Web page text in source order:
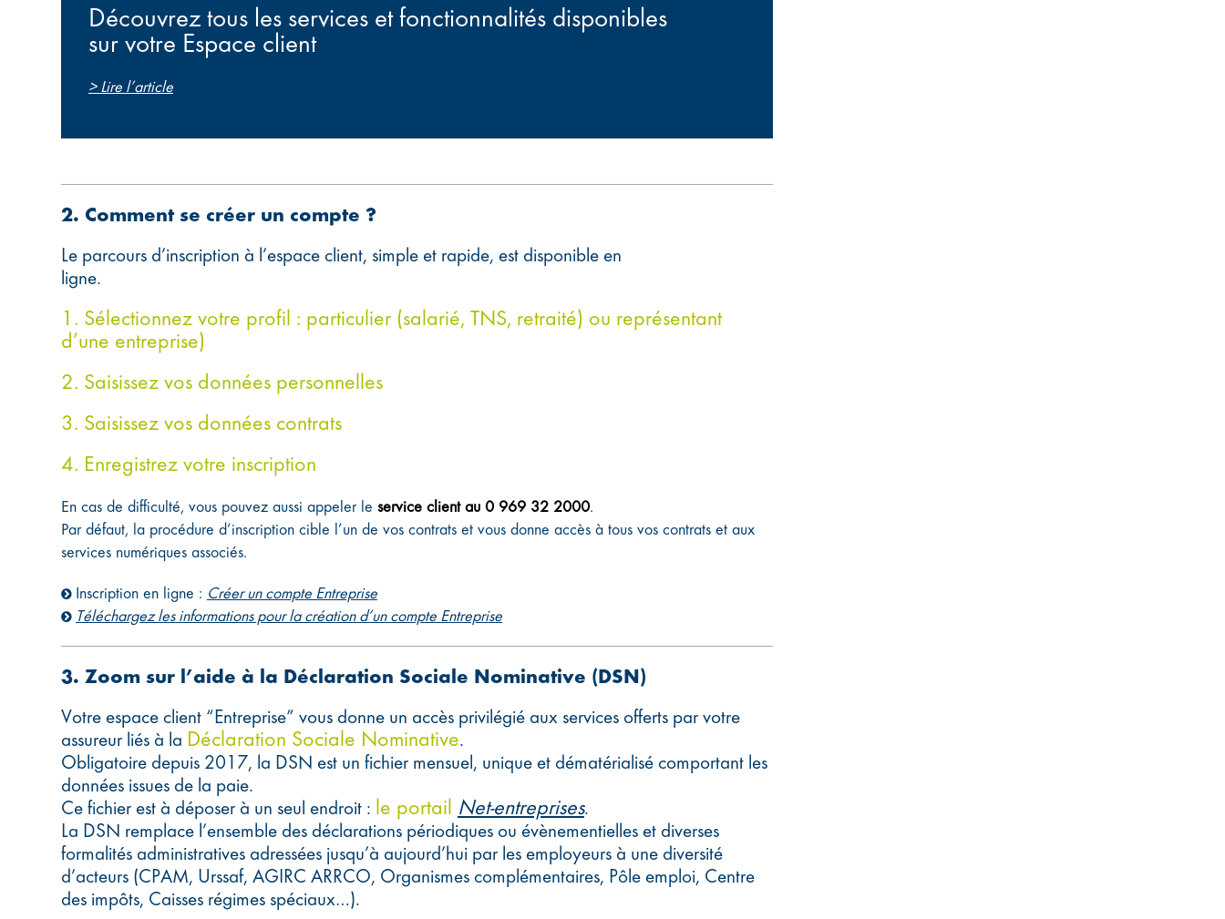
Découvrez tous les services et fonctionnalités disponibles
sur votre Espace client
> Lire l’article
2. Comment se créer un compte ?
Le parcours d’inscription à l’espace client, simple et rapide, est disponible en
ligne.
1. Sélectionnez votre profil : particulier (salarié, TNS, retraité) ou représentant
d’une entreprise)
2. Saisissez vos données personnelles
3. Saisissez vos données contrats
4. Enregistrez votre inscription
En cas de difficulté, vous pouvez aussi appeler le service client au 0 969 32 2000.
Par défaut, la procédure d’inscription cible l’un de vos contrats et vous donne accès à tous vos contrats et aux
services numériques associés.
Inscription en ligne : Créer un compte Entreprise
Téléchargez les informations pour la création d’un compte Entreprise
3. Zoom sur l’aide à la Déclaration Sociale Nominative (DSN)
Votre espace client “Entreprise” vous donne un accès privilégié aux services offerts par votre
assureur liés à la Déclaration Sociale Nominative.
Obligatoire depuis 2017, la DSN est un fichier mensuel, unique et dématérialisé comportant les
données issues de la paie.
Ce fichier est à déposer à un seul endroit : le portail Net-entreprises.
La DSN remplace l’ensemble des déclarations périodiques ou évènementielles et diverses
formalités administratives adressées jusqu’à aujourd’hui par les employeurs à une diversité
d’acteurs (CPAM, Urssaf, AGIRC ARRCO, Organismes complémentaires, Pôle emploi, Centre
des impôts, Caisses régimes spéciaux…).